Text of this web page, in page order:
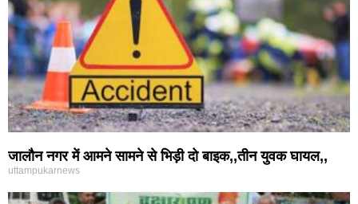
जालौन नगर में आमने सामने से भिड़ी दो बाइक,,तीन युवक घायल,,
uttampukarnews